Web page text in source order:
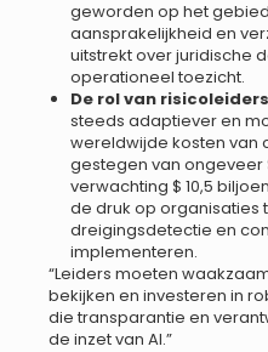
geworden op het
aansprakelijkheid en
uitstrekt over juridische
operationeel toezicht.
De rol van risicoleiders
steeds adaptiever en
wereldwijde kosten van
gestegen van ongeveer
verwachting $ 10,5
de druk op organisaties
dreigingsdetectie en
implementeren.
“Leiders moeten
bekijken en investeren in
die transparantie en
de inzet van AI.”